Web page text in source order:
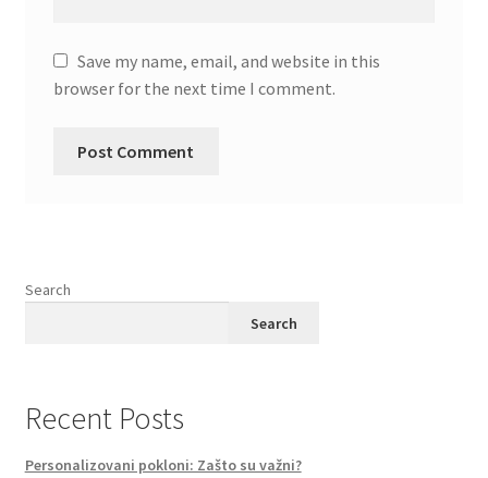
Save my name, email, and website in this
browser for the next time I comment.
Search
Search
Recent Posts
Personalizovani pokloni: Zašto su važni?